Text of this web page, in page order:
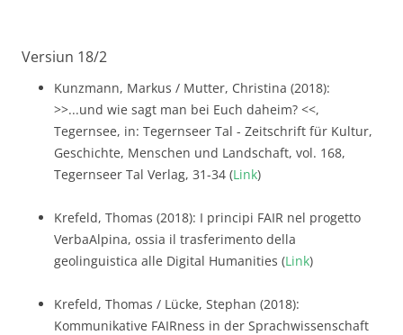
Versiun 18/2
Kunzmann, Markus / Mutter, Christina (2018):
>>...und wie sagt man bei Euch daheim? <<,
Tegernsee, in: Tegernseer Tal - Zeitschrift für Kultur,
Geschichte, Menschen und Landschaft, vol. 168,
Tegernseer Tal Verlag, 31-34 (Link)
Krefeld, Thomas (2018): I principi FAIR nel progetto
VerbaAlpina, ossia il trasferimento della
geolinguistica alle Digital Humanities (Link)
Krefeld, Thomas / Lücke, Stephan (2018):
Kommunikative FAIRness in der Sprachwissenschaft